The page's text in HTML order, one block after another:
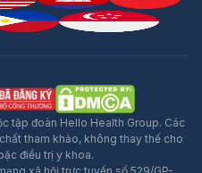
tập đoàn Hello Health Group. Các
tham khảo, không thay thế cho
điều trị y khoa.